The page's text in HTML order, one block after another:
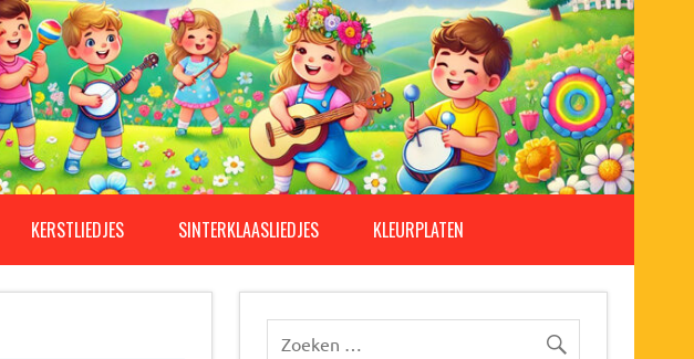
KERSTLIEDJES SINTERKLAASLIEDJES KLEURPLATEN